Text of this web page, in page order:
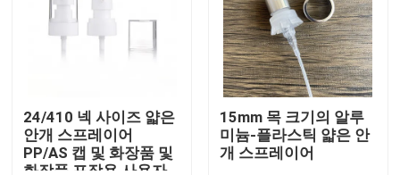
24/410 넥 사이즈 얇은
안개 스프레이어
PP/AS 캡 및 화장품 및
화장품 포장용 사용자
15mm 목 크기의 알루
미늄-플라스틱 얇은 안
개 스프레이어